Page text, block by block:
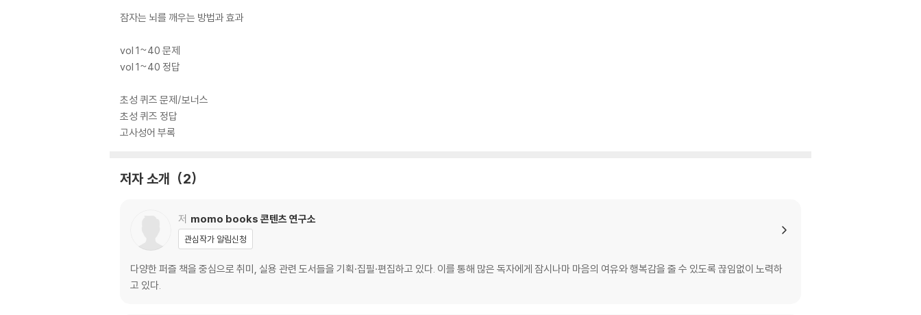
잠자는 뇌를 깨우는 방법과 효과
vol 1~40 문제
vol 1~40 정답
초성 퀴즈 문제/보너스
초성 퀴즈 정답
고사성어 부록
저자 소개 2
저 momo books 콘텐츠 연구소
관심작가 알림신청
다양한 퍼즐 책을 중심으로 취미, 실용 관련 도서들을 기획·집필·편집하고 있다. 이를 통해 많은 독자에게 잠시나마 마음의 여유와 행복감을 줄 수 있도록 끊임없이 노력하
고 있다.